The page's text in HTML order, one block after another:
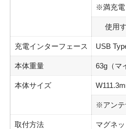
※満充電
使用す
充電インターフェース USB
本体重量 63g（マ
本体サイズ
※アンテ
取付方法 マグネ